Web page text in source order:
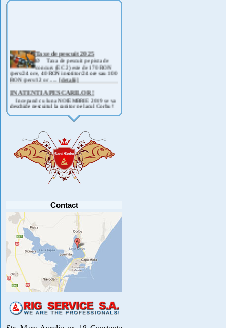
Taxe de pescuit 2025
Ø Taxa de pescuit pe pista de
concurs (EC 2) este de 170 RON
/pers/24 ore, 40 RON insotitor/24 ore sau 100
RON /pers/12 or .....[detalii]
IN ATENTIA PESCARILOR !
Incepand cu luna NOIEMBRIE 2019 se va
deschide pescuitul la rapitor pe lacul Corbu !
Detalii si regulament, in curand ! .....[detalii]
ANUNT IMPORTANT
COVID 19- DIN MOTIVE DE SIGURANTA ,
CAT SI A REGLEMENTARILOR LEGALE ,
PRECUM SI RETRAGEREA UNOR
PARTICIPANTI .....[detalii]
Anunt important
Va anuntam ca editia 30 a concursului de
pescuit CUPA RIG la CRAP din perioada 2-5
septembrie 2021 se reprogrameaza pentru luna
Contact